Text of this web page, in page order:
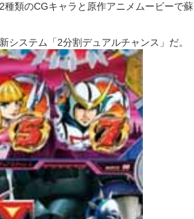
類のCGキャラと原作アニメムービーで蘇
システム「2分割デュアルチャンス」だ。